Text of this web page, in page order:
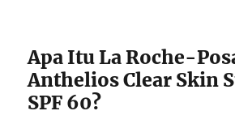
Apa Itu La Roche-
Anthelios Clear Skin
SPF 60?